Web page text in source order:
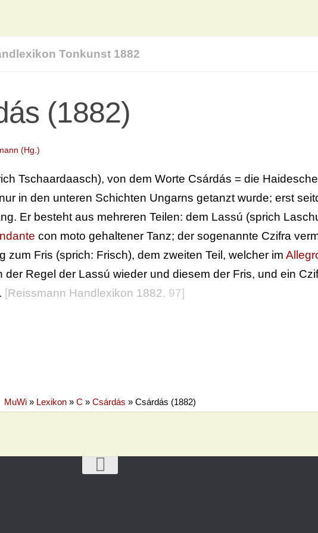
Tonkunst 1882
(1882)
(Hg.)
Tschaardaasch), von dem Worte Csárdás = die
in den unteren Schichten Ungarns getanzt wurde; erst
Er besteht aus mehreren Teilen: dem Lassú (sprich
con moto gehaltener Tanz; der sogenannte Czifra
zum Fris (sprich: Frisch), dem zweiten Teil, welcher im
der Regel der Lassú wieder und diesem der Fris, und ein
[Reissmann Handlexikon 1882, 97]
MuWi » Lexikon » C » Csárdás » Csárdás (1882)